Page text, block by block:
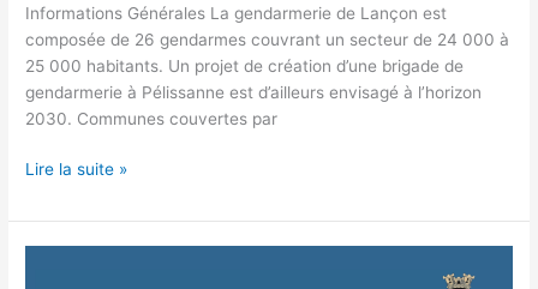
Informations Générales La gendarmerie de Lançon est
composée de 26 gendarmes couvrant un secteur de 24 000 à
25 000 habitants. Un projet de création d’une brigade de
gendarmerie à Pélissanne est d’ailleurs envisagé à l’horizon
2030. Communes couvertes par
Lire la suite »